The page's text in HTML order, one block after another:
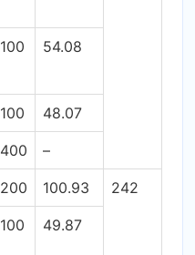
100 54.08
100 48.07
400 –
200 100.93 242
100 49.87